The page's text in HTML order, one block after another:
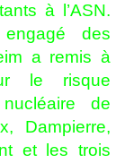
à l’ASN.
des
a remis à
le risque
de
Dampierre,
et les trois